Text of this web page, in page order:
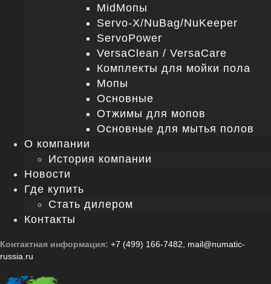
MidМопы
Servo-X/NuBag/NuKeeper
ServoPower
VersaClean / VersaCare
Комплекты для мойки пола
Мопы
Основные
Отжимы для мопов
Основные для мытья полов
О компании
История компании
Новости
Где купить
Стать дилером
Контакты
Контактная информация: +7 (499) 166-7482
mail@numatic-
russia.ru